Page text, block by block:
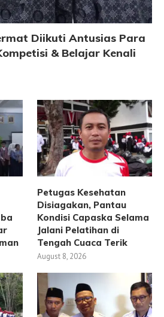
Diikuti Antusias Para
& Belajar Kenali
Petugas Kesehatan
Disiagakan, Pantau
Kondisi Capaska Selama
Jalani Pelatihan di
Tengah Cuaca Terik
August 8, 2026